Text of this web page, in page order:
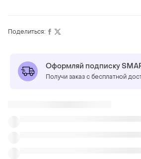
Поделиться:
Оформляй подписку
Получи заказ с бесплатной